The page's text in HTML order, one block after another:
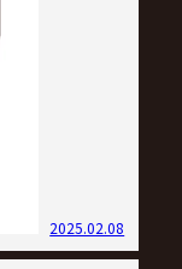
2025.02.08